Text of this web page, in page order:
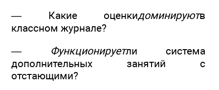
— Какие оценкидоминируютв
классном журнале?
— Функционируетли система
дополнительных занятий с
отстающими?